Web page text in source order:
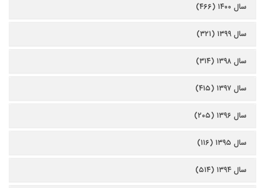
سال ۱۴۰۰ (۴۶۶)
سال ۱۳۹۹ (۳۲۱)
سال ۱۳۹۸ (۳۱۴)
سال ۱۳۹۷ (۴۱۵)
سال ۱۳۹۶ (۲۰۵)
سال ۱۳۹۵ (۱۱۶)
سال ۱۳۹۴ (۵۱۴)